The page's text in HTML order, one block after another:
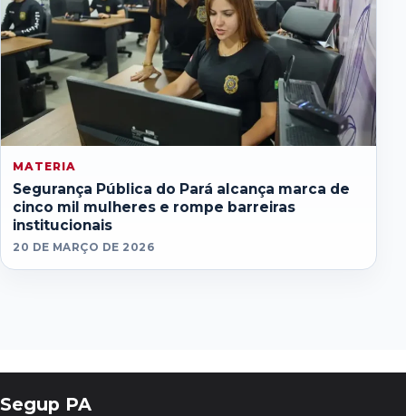
MATERIA
Segurança Pública do Pará alcança marca de
cinco mil mulheres e rompe barreiras
institucionais
20 DE MARÇO DE 2026
Segup PA